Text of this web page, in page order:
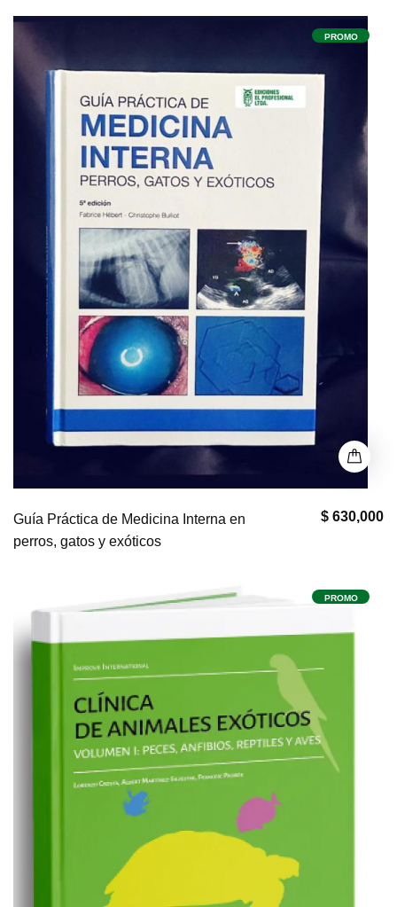
PROMO
$ 630,000
Guía Práctica de Medicina Interna en
perros, gatos y exóticos
PROMO